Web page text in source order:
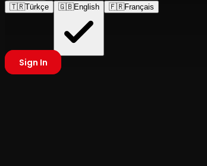
🇹🇷Türkçe 🇬🇧English 🇫🇷Français
Sign In